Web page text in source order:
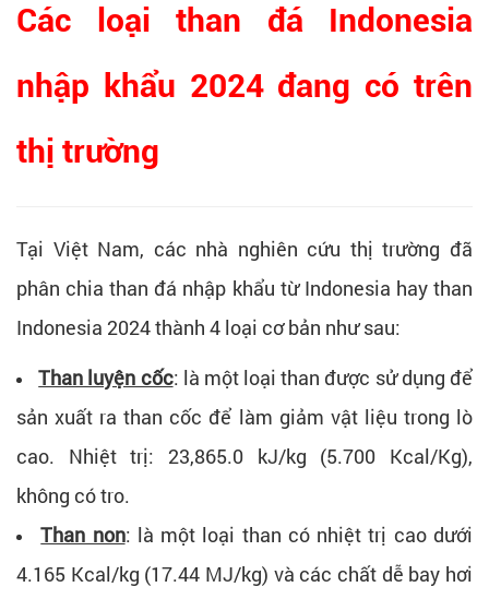
Các loại than đá Indonesia
nhập khẩu 2024 đang có trên
thị trường
Tại Việt Nam, các nhà nghiên cứu thị trường đã
phân chia than đá nhập khẩu từ Indonesia hay than
Indonesia 2024 thành 4 loại cơ bản như sau:
Than luyện cốc: là một loại than được sử dụng để
sản xuất ra than cốc để làm giảm vật liệu trong lò
cao. Nhiệt trị: 23,865.0 kJ/kg (5.700 Kcal/Kg),
không có tro.
Than non: là một loại than có nhiệt trị cao dưới
4.165 Kcal/kg (17.44 MJ/kg) và các chất dễ bay hơi